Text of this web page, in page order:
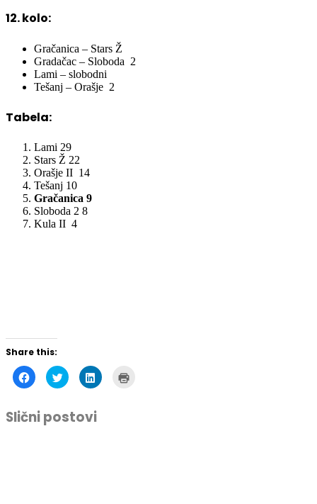
12. kolo:
Gračanica – Stars Ž
Gradačac – Sloboda 2
Lami – slobodni
Tešanj – Orašje 2
Tabela:
Lami 29
Stars Ž 22
Orašje II 14
Tešanj 10
Gračanica 9
Sloboda 2 8
Kula II 4
Share this:
Click
to
share
Facebook
(Opens
in
Click
to
share
(Opens
in
Click
to
Slični postovi